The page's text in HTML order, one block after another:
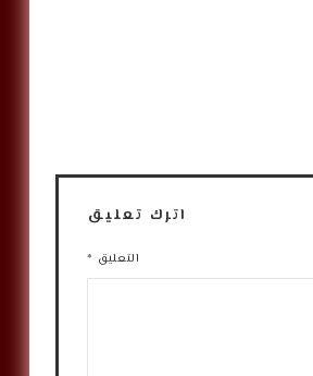
اترك تعليق
التعليق *